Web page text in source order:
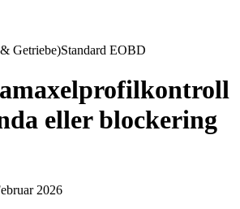
Getriebe)Standard EOBD
eller blockering
2026